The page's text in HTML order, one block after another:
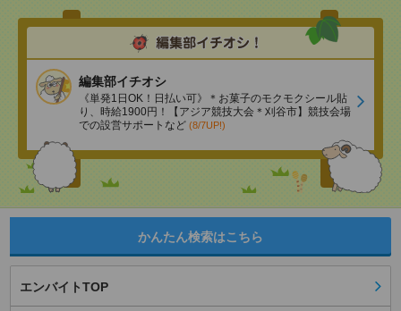
編集部イチオシ
《単発1日OK！日払い可》＊お菓子のモクモクシール貼
り、時給1900円！【アジア競技大会＊刈谷市】競技会場
での設営サポートなど (8/7UP!)
かんたん検索はこちら
エンバイトTOP